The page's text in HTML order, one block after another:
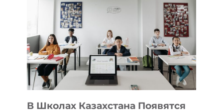
VELOCITY
BY
MOST
—
МЕЖДУНАРОДНУЮ
ПРОГРАММУ
ДЛЯ
ТЕХНОЛОГИЧЕСКИХ
В Школах Казахстана Появятся